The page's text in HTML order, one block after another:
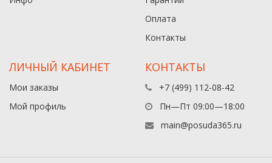
Оплата
Контакты
ЛИЧНЫЙ КАБИНЕТ
Мои заказы
Мой профиль
КОНТАКТЫ
+7 (499) 112-08-42
Пн—Пт 09:00—18:00
main@posuda365.ru